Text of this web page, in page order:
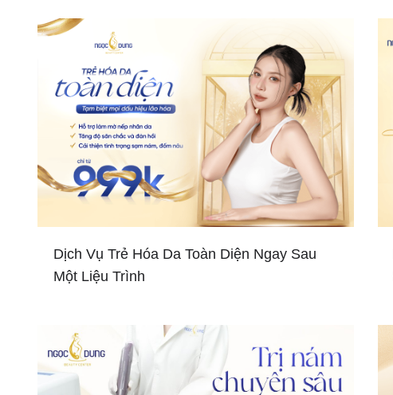
Dịch Vụ Trẻ Hóa Da Toàn Diện Ngay Sau
Một Liệu Trình